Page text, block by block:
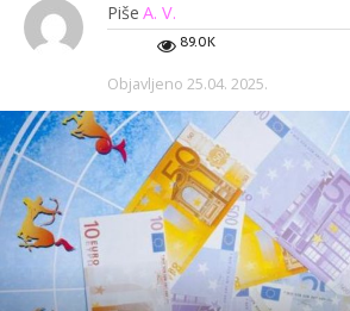
Piše A. V.
89.0K
Objavljeno 25.04. 2025.